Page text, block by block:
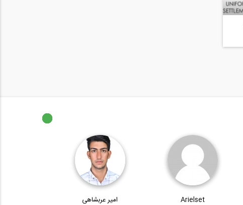
Arielset امیر عربشاهی